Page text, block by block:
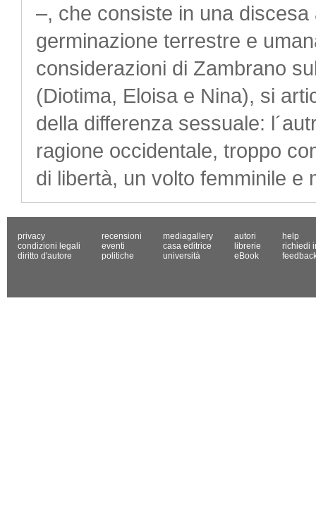
–, che consiste in una
germinazione terrestre e
considerazioni di Zambrano
(Diotima, Eloisa e Nina), si
della differenza sessuale:
ragione occidentale, troppo
di libertà, un volto femminile e
privacy
condizioni legali
diritto d'autore
recensioni
eventi
politiche
mediagallery
casa editrice
università
autori
librerie
eBook
help
richiedi